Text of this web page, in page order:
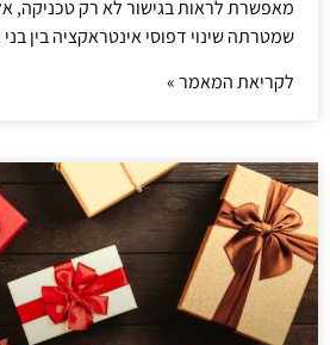
מאפשרת לראות בגישור לא רק טכניקה,
שמטרתה שינוי דפוסי אינטראקציה בין
לקריאת המאמר »